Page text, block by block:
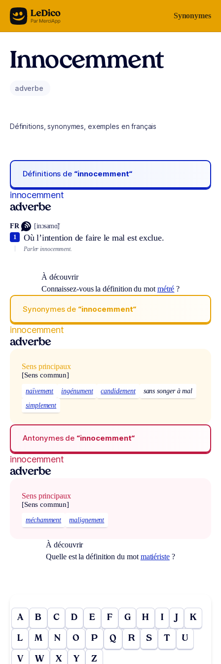
Aller au contenu Synonymes
Innocemment
adverbe
Définitions, synonymes, exemples en français
Définitions de “innocemment“
innocemment
adverbe
FR [inɔsamɑ̃]
Où l’intention de faire le mal est exclue.
1
Parler innocemment.
À découvrir
Connaissez-vous la définition du mot métré ?
Synonymes de “innocemment“
innocemment
adverbe
Sens principaux
[Sens commun]
naïvement ingénument candidement
sans songer à mal
simplement
Antonymes de “innocemment“
innocemment
adverbe
Sens principaux
[Sens commun]
méchamment malignement
À découvrir
Quelle est la définition du mot matiériste?
A B C D E F G H I J K
L M N O P Q R S T U
V W X Y Z